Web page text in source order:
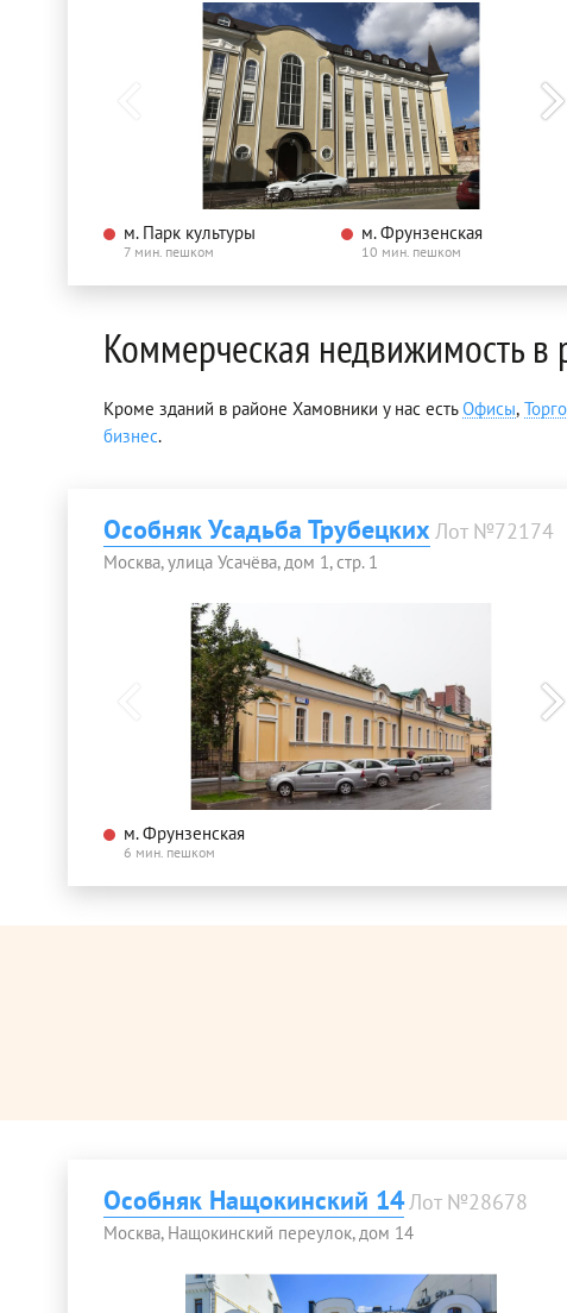
м. Парк культуры
7 мин. пешком
м. Фрунзенская
10 мин. пешком
Коммерческая недвижимость
Кроме зданий в районе Хамовники у нас естьОфисы,
бизнес.
Особняк Усадьба Трубецких Лот №72174
Москва, улица Усачёва, дом 1, стр. 1
м. Фрунзенская
6 мин. пешком
Особняк Нащокинский 14Лот №28678
Москва, Нащокинский переулок, дом 14